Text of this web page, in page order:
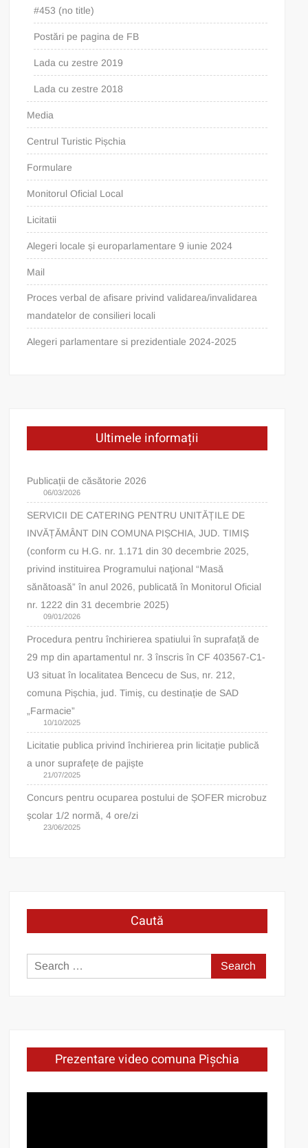
#453 (no title)
Postări pe pagina de FB
Lada cu zestre 2019
Lada cu zestre 2018
Media
Centrul Turistic Pișchia
Formulare
Monitorul Oficial Local
Licitatii
Alegeri locale și europarlamentare 9 iunie 2024
Mail
Proces verbal de afisare privind validarea/invalidarea
mandatelor de consilieri locali
Alegeri parlamentare si prezidentiale 2024-2025
Ultimele informații
Publicații de căsătorie 2026
06/03/2026
SERVICII DE CATERING PENTRU UNITĂȚILE DE
INVĂȚĂMÂNT DIN COMUNA PIȘCHIA, JUD. TIMIȘ
(conform cu H.G. nr. 1.171 din 30 decembrie 2025,
privind instituirea Programului naţional “Masă
sănătoasă” în anul 2026, publicată în Monitorul Oficial
nr. 1222 din 31 decembrie 2025)
09/01/2026
Procedura pentru închirierea spatiului în suprafață de
29 mp din apartamentul nr. 3 înscris în CF 403567-C1-
U3 situat în localitatea Bencecu de Sus, nr. 212,
comuna Pișchia, jud. Timiș, cu destinație de SAD
„Farmacie”
10/10/2025
Licitatie publica privind închirierea prin licitație publică
a unor suprafețe de pajiște
21/07/2025
Concurs pentru ocuparea postului de ȘOFER microbuz
școlar 1/2 normă, 4 ore/zi
23/06/2025
Caută
Search
for:
Prezentare video comuna Pișchia